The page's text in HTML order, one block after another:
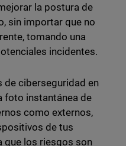
la postura de
sin importar que no
tomando una
incidentes.
de ciberseguridad en
foto instantánea de
como externos,
de tus
que los riesgos son